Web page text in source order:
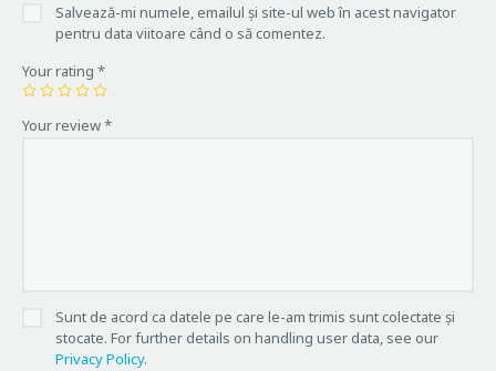
Salvează-mi numele, emailul și site-ul web în acest navigator
pentru data viitoare când o să comentez.
Your rating *
Your review*
Sunt de acord ca datele pe care le-am trimis sunt colectate și
stocate. For further details on handling user data, see our
Privacy Policy.